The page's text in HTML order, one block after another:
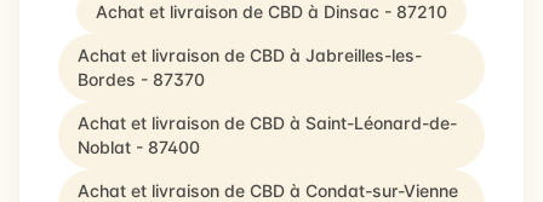
Achat et livraison de CBD à Dinsac - 87210
Achat et livraison de CBD à Jabreilles-les-
Bordes - 87370
Achat et livraison de CBD à Saint-Léonard-de-
Noblat - 87400
Achat et livraison de CBD à Condat-sur-Vienne